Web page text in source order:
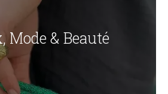
Mode & Beauté